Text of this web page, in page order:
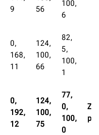
9
56
100,
6
0,
168,
11
124,
100,
66
82,
5,
100,
1
0,
192,
12
124,
100,
75
77,
0,
100,
0